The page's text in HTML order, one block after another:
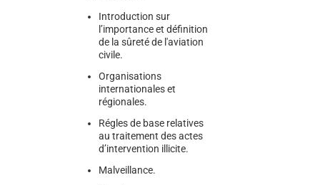
Introduction sur
l’importance et définition
de la sûreté de l'aviation
civile.
Organisations
internationales et
régionales.
Régles de base relatives
au traitement des actes
d’intervention illicite.
Malveillance.